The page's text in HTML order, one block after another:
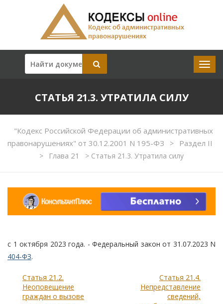
СТАТЬЯ 21.3. УТРАТИЛА СИЛУ
"Кодекс Российской Федерации об административных
правонарушениях" от 30.12.2001 N 195-ФЗ
> Раздел II
> Глава 21 > Статья 21.3. Утратила силу
с 1 октября 2023 года. - Федеральный закон от 31.07.2023 N
404-ФЗ.
Статья 21.2.
Неоповещение
граждан о вызове
Статья 21.4.
Непредставление
сведений,